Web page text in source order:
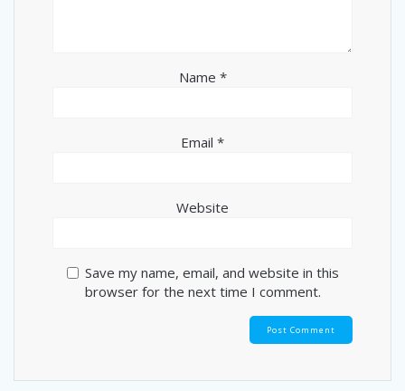
Name *
Email *
Website
Save my name, email, and website in this
browser for the next time I comment.